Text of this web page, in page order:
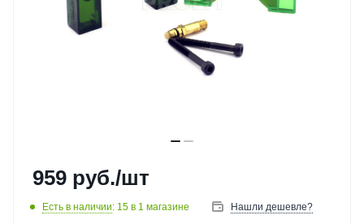
959 руб./шт
Есть в наличии: 15 в 1 магазине Нашли дешевле?